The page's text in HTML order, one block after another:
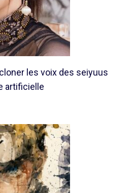
les voix des seiyuus
artificielle